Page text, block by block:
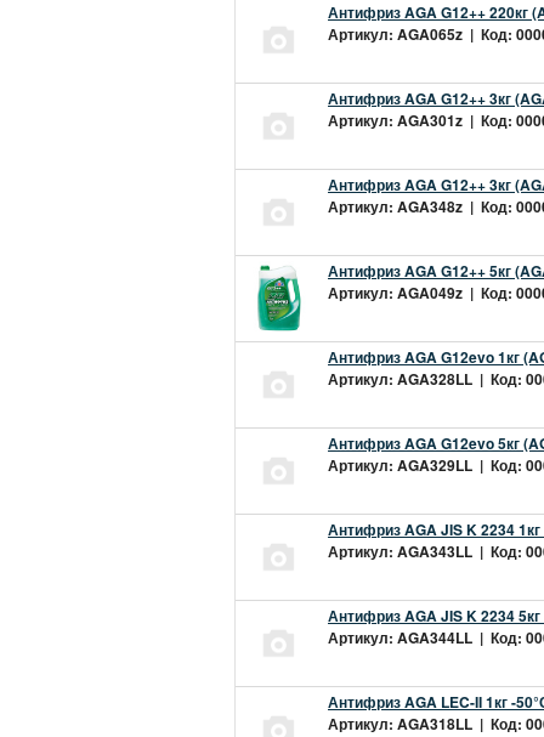
Антифриз AGA G12++ 220кг
Артикул: AGA065z | Код:
Антифриз AGA G12++ 3кг
Артикул: AGA301z | Код:
Антифриз AGA G12++ 3кг
Артикул: AGA348z | Код:
Антифриз AGA G12++ 5кг
Артикул: AGA049z | Код:
Антифриз AGA G12evo 1кг
Артикул: AGA328LL | Код:
Антифриз AGA G12evo 5кг
Артикул: AGA329LL | Код:
Антифриз AGA JIS K 2234
Артикул: AGA343LL | Код:
Антифриз AGA JIS K 2234
Артикул: AGA344LL | Код:
Антифриз AGA LEC-II 1кг -
Артикул: AGA318LL | Код: